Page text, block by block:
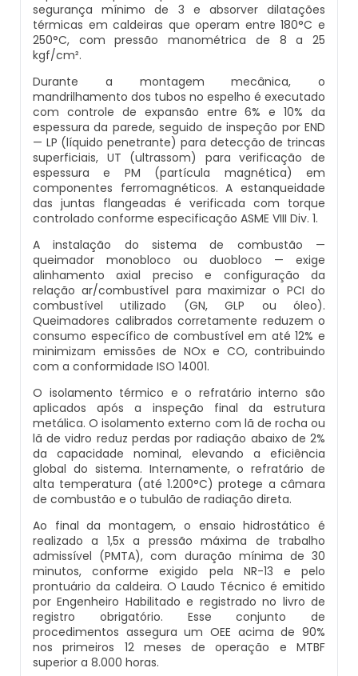
Caldeira Vertical
Caldeiraria De Fabricação E Montagem
Industrial
Caldeiraria E Montagem Industrial
Caldeiraria Industrial
Caldeiraria Pesada
Caldeiras De Recuperação De Calor Sensivel
Caldeiras E Aquecedores
Caldeiras E Vasos De Pressão
Comprar Caldeira
Controle E Automação De Caldeiras
Curso De Segurança Na Operação De
Caldeiras
Curso Operação De Caldeira
Curso Treinamento De Segurança Na
Operação De Caldeiras
Economizador Para Caldeiras
Empresa De Serviços Caldeiraria
Inspeção De Integridade Em Caldeiras
Inspeção De Segurança Caldeira
Inspeção De Segurança De Caldeiras
Inspeção De Segurança Em Caldeiras
Inspeção De Segurança Em Caldeiras E
Vasos De Pressão
Inspeção De Segurança Em Vasos De
Pressão
Inspeção Dimensional De Caldeiraria
Inspeção Dimensional De Caldeiraria E
Tubulação
Inspeção Em Caldeiras
Inspeção Em Caldeiras Aquatubulares
Inspeção Inicial Em Caldeiras
Inspeção Nas Caldeiras
Inspeção Periodica Em Caldeiras
Manutenção E Inspeção De Caldeiras
Plano De Inspeção De Caldeiras
Manutenção De Caldeiras A Vapor
Manutenção De Caldeiras E Aquecedores
Manutenção De Caldeiras Em Sp
Manutenção De Caldeiras Industriais
Manutenção Em Caldeiras De Alta Pressão
Manutenção Preventiva Caldeiras
Montagem Caldeiras
Montagem De Caldeiras
Montagem De Caldeiras A Vapor
Montagem De Caldeiras Preço
Montagem De Caldeiras A Gás
Montagem De Caldeiras A Lenha
Montagem De Caldeiras A Pellets
Montagem De Caldeiras De Aquecimento
Montagem De Caldeiras Empresa
Preço Montagem De Caldeira A Gás
Caldeira Em Vapor
Caldeira Geradora De Vapor A Lenha
Caldeira Locomotiva A Vapor
Caldeira Usada A Venda
Caldeira Vapor A Lenha
Comprar Caldeira A Vapor
Comprar Caldeira De Vapor
Distribuidor De Caldeira A Vapor
Empresa De Caldeira A Vapor
Fabrica De Caldeira A Vapor
Fabricante De Caldeira A Vapor
Ferro Com Caldeira A Vapor
Fornecedor De Caldeira A Vapor
Onde Comprar Caldeira A Vapor
Peças Para Caldeira A Vapor
Comprar Caldeira A Gás
Cotação De Caldeira A Gás
Distribuidor De Caldeira A Gás
Empresa De Caldeira A Gás
Empresa De Manutenção De Caldeira A Gás
Manutenção De Caldeira A Gás
Onde Comprar Caldeira A Gás
Peças Para Caldeira A Gás
Queimador De Caldeira A Gás
Queimador Para Caldeira A Gás
Serviço De Manutenção Caldeira A Gás
Valor Caldeira A Gás
Venda Caldeira A Gás
Peças De Caldeiras
Melhor Caldeira Gás Natural
segurança mínimo de 3 e absorver dilatações
térmicas em caldeiras que operam entre 180°C e
250°C, com pressão manométrica de 8 a 25
kgf/cm².
Durante a montagem mecânica, o
mandrilhamento dos tubos no espelho é executado
com controle de expansão entre 6% e 10% da
espessura da parede, seguido de inspeção por END
— LP (líquido penetrante) para detecção de trincas
superficiais, UT (ultrassom) para verificação de
espessura e PM (partícula magnética) em
componentes ferromagnéticos. A estanqueidade
das juntas flangeadas é verificada com torque
controlado conforme especificação ASME VIII Div. 1.
A instalação do sistema de combustão —
queimador monobloco ou duobloco — exige
alinhamento axial preciso e configuração da
relação ar/combustível para maximizar o PCI do
combustível utilizado (GN, GLP ou óleo).
Queimadores calibrados corretamente reduzem o
consumo específico de combustível em até 12% e
minimizam emissões de NOx e CO, contribuindo
com a conformidade ISO 14001.
O isolamento térmico e o refratário interno são
aplicados após a inspeção final da estrutura
metálica. O isolamento externo com lã de rocha ou
lã de vidro reduz perdas por radiação abaixo de 2%
da capacidade nominal, elevando a eficiência
global do sistema. Internamente, o refratário de
alta temperatura (até 1.200°C) protege a câmara
de combustão e o tubulão de radiação direta.
Ao final da montagem, o ensaio hidrostático é
realizado a 1,5x a pressão máxima de trabalho
admissível (PMTA), com duração mínima de 30
minutos, conforme exigido pela NR-13 e pelo
prontuário da caldeira. O Laudo Técnico é emitido
por Engenheiro Habilitado e registrado no livro de
registro obrigatório. Esse conjunto de
procedimentos assegura um OEE acima de 90%
nos primeiros 12 meses de operação e MTBF
superior a 8.000 horas.